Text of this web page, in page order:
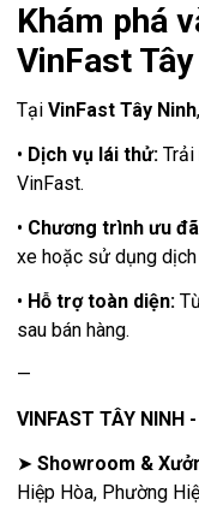
Khám phá
VinFast
TạiVinFast Tây Ninh
• Dịch vụ lái thử:
VinFast.
• Chương trình ưu
xe hoặc sử dụng
• Hỗ trợ toàn diện:
sau bán hàng.
—
VINFAST TÂY NINH
➤Showroom &
Hiệp Hòa, Phường